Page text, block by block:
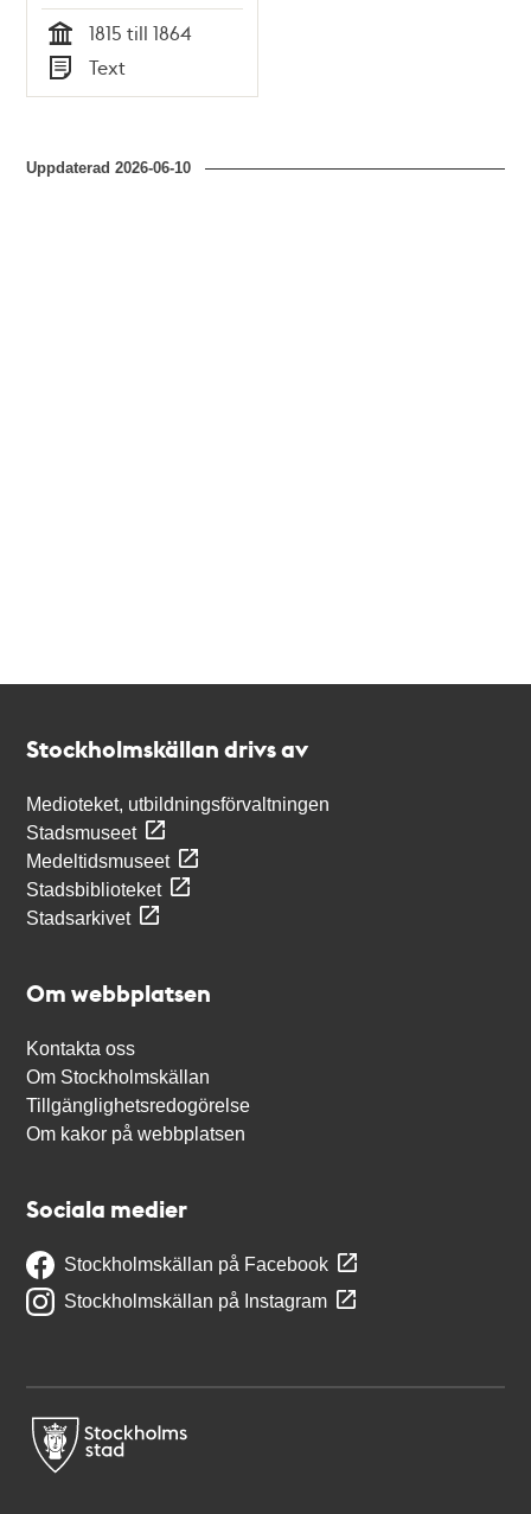
Tid
1815 till 1864
Typ
Text
Uppdaterad2026-06-10
Stockholmskällan drivs av
Medioteket, utbildningsförvaltningen
Stadsmuseet
Medeltidsmuseet
Stadsbiblioteket
Stadsarkivet
Om webbplatsen
Kontakta oss
Om Stockholmskällan
Tillgänglighetsredogörelse
Om kakor på webbplatsen
Sociala medier
Stockholmskällan på Facebook
Stockholmskällan på Instagram